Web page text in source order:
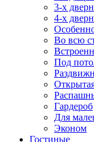
3-х
4-х
Во всю
Под
Гардероб
Для
Эконом
Гостиные